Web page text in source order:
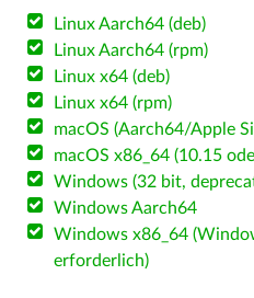
Linux Aarch64 (deb)
Linux Aarch64 (rpm)
Linux x64 (deb)
Linux x64 (rpm)
macOS (Aarch64/Apple
macOS x86_64 (10.15
Windows (32 bit,
Windows Aarch64
Windows x86_64
erforderlich)